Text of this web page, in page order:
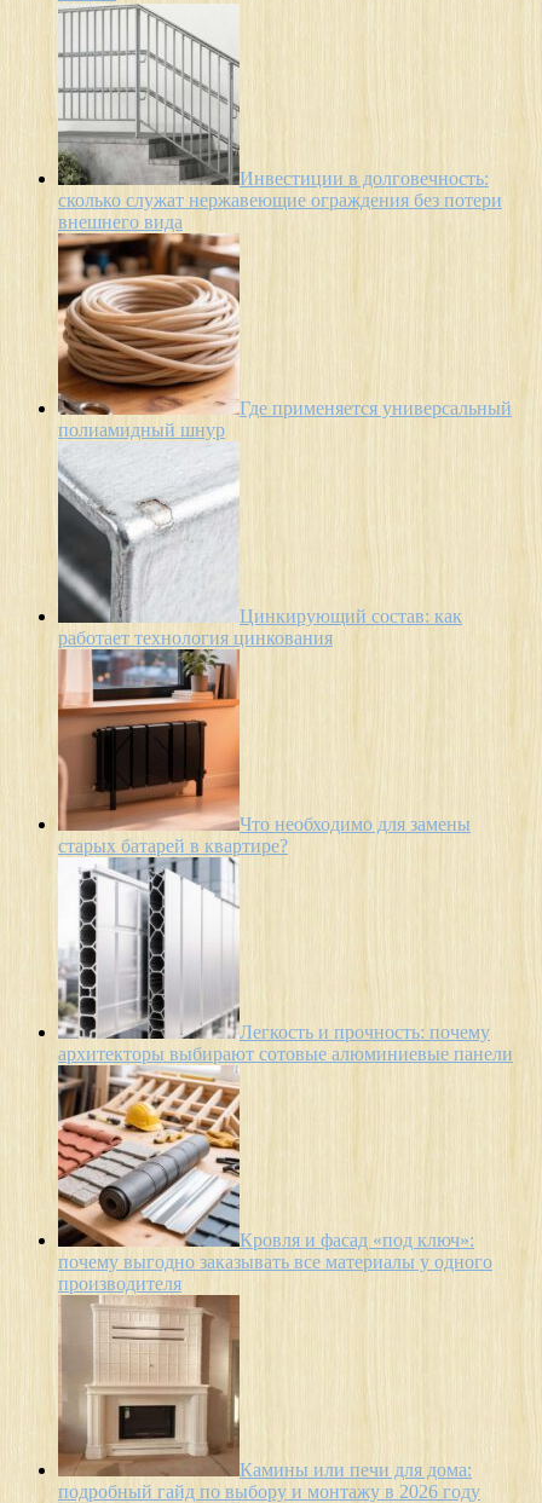
Инвестиции в долговечность:
сколько служат нержавеющие ограждения без потери
внешнего вида
Где применяется универсальный
полиамидный шнур
Цинкирующий состав: как
работает технология цинкования
Что необходимо для замены
старых батарей в квартире?
Легкость и прочность: почему
архитекторы выбирают сотовые алюминиевые панели
Кровля и фасад «под ключ»:
почему выгодно заказывать все материалы у одного
производителя
Камины или печи для дома:
подробный гайд по выбору и монтажу в 2026 году